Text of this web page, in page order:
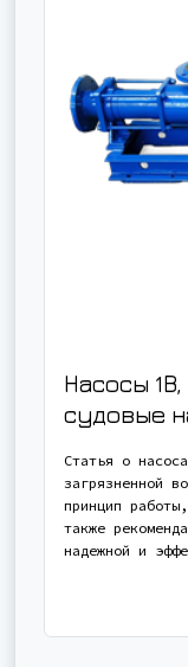
Насосы
судовые
Статья о
загрязненной
принцип
также
надежной и